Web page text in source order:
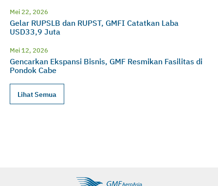
Mei 22, 2026
Gelar RUPSLB dan RUPST, GMFI Catatkan Laba
USD33,9 Juta
Mei 12, 2026
Gencarkan Ekspansi Bisnis, GMF Resmikan Fasilitas di
Pondok Cabe
Lihat Semua